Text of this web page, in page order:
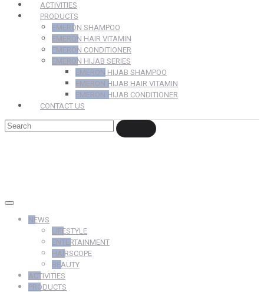
ACTIVITIES
PRODUCTS
EMERON SHAMPOO
EMERON HAIR VITAMIN
EMERON CONDITIONER
EMERON HIJAB SERIES
EMERON HIJAB SHAMPOO
EMERON HIJAB HAIR VITAMIN
EMERON HIJAB CONDITIONER
CONTACT US
NEWS
LIFESTYLE
ENTERTAINMENT
HAIRSCOPE
BEAUTY
ACTIVITIES
PRODUCTS